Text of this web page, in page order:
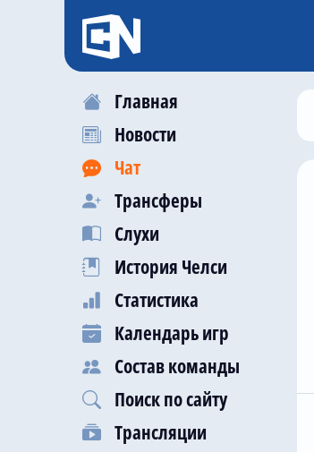
Главная
Новости
Чат
Трансферы
Слухи
История Челси
Статистика
Календарь игр
Состав команды
Поиск по сайту
Трансляции